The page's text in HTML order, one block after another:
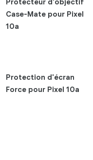
Protecteur d'objectif
Case-Mate pour Pixel
10a
Protection d'écran
Force pour Pixel 10a